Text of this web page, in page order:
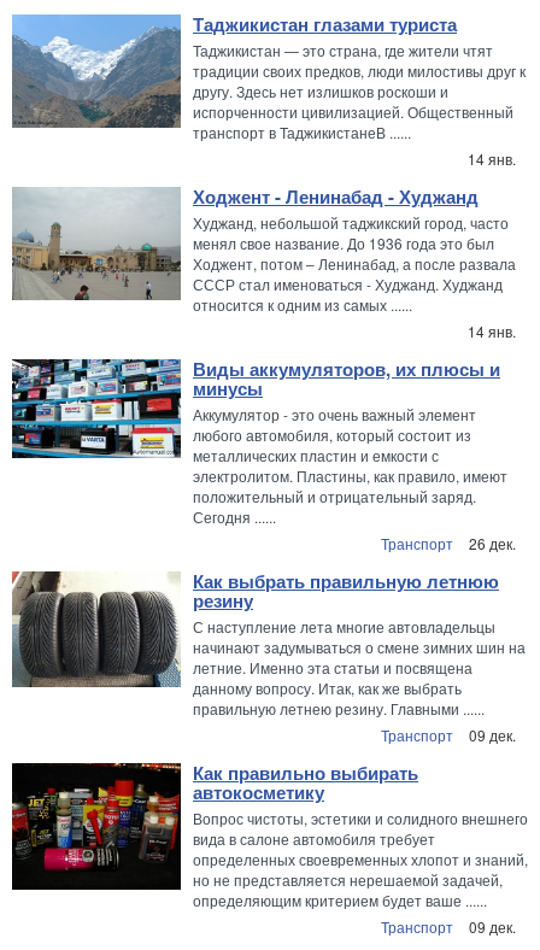
Таджикистан глазами туриста
Таджикистан — это страна, где жители чтят
традиции своих предков, люди милостивы друг к
другу. Здесь нет излишков роскоши и
испорченности цивилизацией. Общественный
транспорт в ТаджикистанеВ ......
14 янв.
Ходжент - Ленинабад - Худжанд
Худжанд, небольшой таджикский город, часто
менял свое название. До 1936 года это был
Ходжент, потом – Ленинабад, а после развала
СССР стал именоваться - Худжанд. Худжанд
относится к одним из самых ......
14 янв.
Виды аккумуляторов, их плюсы и
минусы
Аккумулятор - это очень важный элемент
любого автомобиля, который состоит из
металлических пластин и емкости с
электролитом. Пластины, как правило, имеют
положительный и отрицательный заряд.
Сегодня ......
Транспорт
26 дек.
Как выбрать правильную летнюю
резину
С наступление лета многие автовладельцы
начинают задумываться о смене зимних шин на
летние. Именно эта статьи и посвящена
данному вопросу. Итак, как же выбрать
правильную летнею резину. Главными ......
Транспорт
09 дек.
Как правильно выбирать
автокосметику
Вопрос чистоты, эстетики и солидного внешнего
вида в салоне автомобиля требует
определенных своевременных хлопот и знаний,
но не представляется нерешаемой задачей,
определяющим критерием будет ваше ......
Транспорт
09 дек.